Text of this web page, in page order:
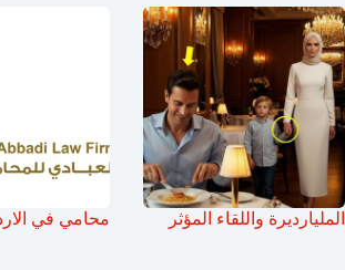
المليارديرة واللقاء المؤثر محامي في